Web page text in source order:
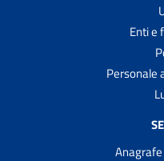
Enti e
Personale